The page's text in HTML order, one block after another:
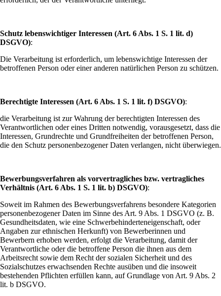
Schutz lebenswichtiger Interessen (Art. 6 Abs. 1 S. 1 lit. d)
DSGVO):
Die Verarbeitung ist erforderlich, um lebenswichtige Interessen der
betroffenen Person oder einer anderen natürlichen Person zu schützen.
Berechtigte Interessen (Art. 6 Abs. 1 S. 1 lit. f) DSGVO):
die Verarbeitung ist zur Wahrung der berechtigten Interessen des
Verantwortlichen oder eines Dritten notwendig, vorausgesetzt, dass die
Interessen, Grundrechte und Grundfreiheiten der betroffenen Person,
die den Schutz personenbezogener Daten verlangen, nicht überwiegen.
Bewerbungsverfahren als vorvertragliches bzw. vertragliches
Verhältnis (Art. 6 Abs. 1 S. 1 lit. b) DSGVO):
Soweit im Rahmen des Bewerbungsverfahrens besondere Kategorien
personenbezogener Daten im Sinne des Art. 9 Abs. 1 DSGVO (z. B.
Gesundheitsdaten, wie eine Schwerbehinderteneigenschaft, oder
Angaben zur ethnischen Herkunft) von Bewerberinnen und
Bewerbern erhoben werden, erfolgt die Verarbeitung, damit der
Verantwortliche oder die betroffene Person die ihnen aus dem
Arbeitsrecht sowie dem Recht der sozialen Sicherheit und des
Sozialschutzes erwachsenden Rechte ausüben und die insoweit
bestehenden Pflichten erfüllen kann, auf Grundlage von Art. 9 Abs. 2
lit. b DSGVO.